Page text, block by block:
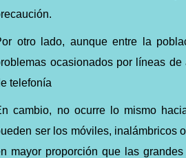
otro lado, aunque entre la
ocasionados por líneas
telefonía
cambio, no ocurre lo mismo
ser los móviles, inalámbricos
mayor proporción que las